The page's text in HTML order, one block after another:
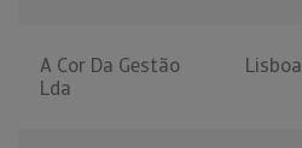
A Cor Da Gestão
Lda
Lisboa